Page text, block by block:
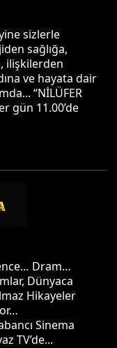
sizlerle
sağlığa,
ilişkilerden
ve hayata dair
“NİLÜFER
gün 11.00’de
Dram…
Dünyaca
Hikayeler
Sinema
TV’de...